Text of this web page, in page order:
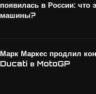
появилась в России: что
машины?
Марк Маркес продлил
Ducati в MotoGP